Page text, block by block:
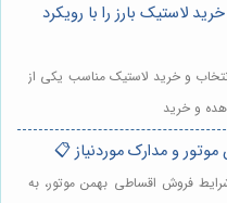
لاستیک بارز را با رویکرد
و خرید لاستیک مناسب یکی از
و خرید
و مدارک موردنیاز 📋
فروش اقساطی بهمن موتور، به